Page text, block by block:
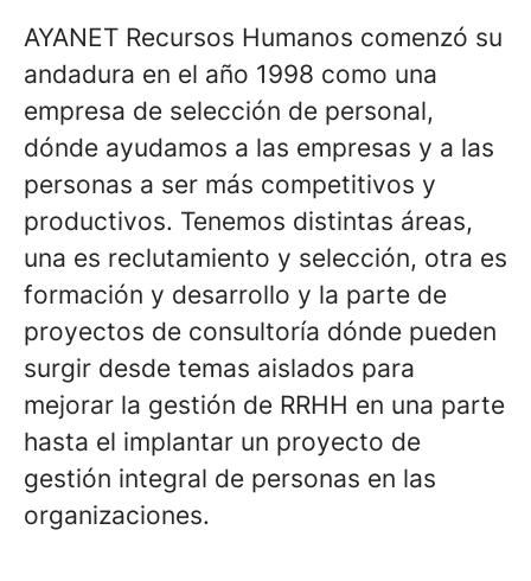
AYANET Recursos Humanos comenzó su
andadura en el año 1998 como una
empresa de selección de personal,
dónde ayudamos a las empresas y a las
personas a ser más competitivos y
productivos. Tenemos distintas áreas,
una es reclutamiento y selección, otra es
formación y desarrollo y la parte de
proyectos de consultoría dónde pueden
surgir desde temas aislados para
mejorar la gestión de RRHH en una parte
hasta el implantar un proyecto de
gestión integral de personas en las
organizaciones.